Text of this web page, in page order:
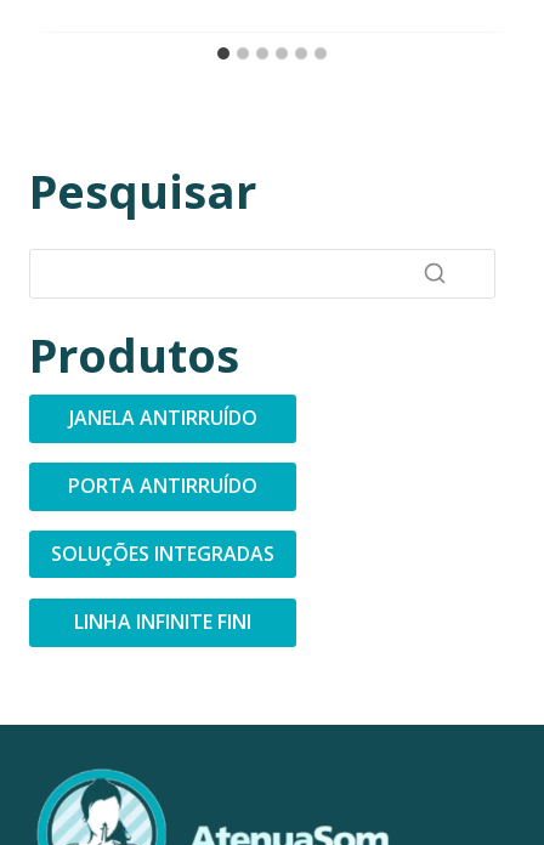
Pesquisar
Produtos
JANELA ANTIRRUÍDO
PORTA ANTIRRUÍDO
SOLUÇÕES INTEGRADAS
LINHA INFINITE FINI